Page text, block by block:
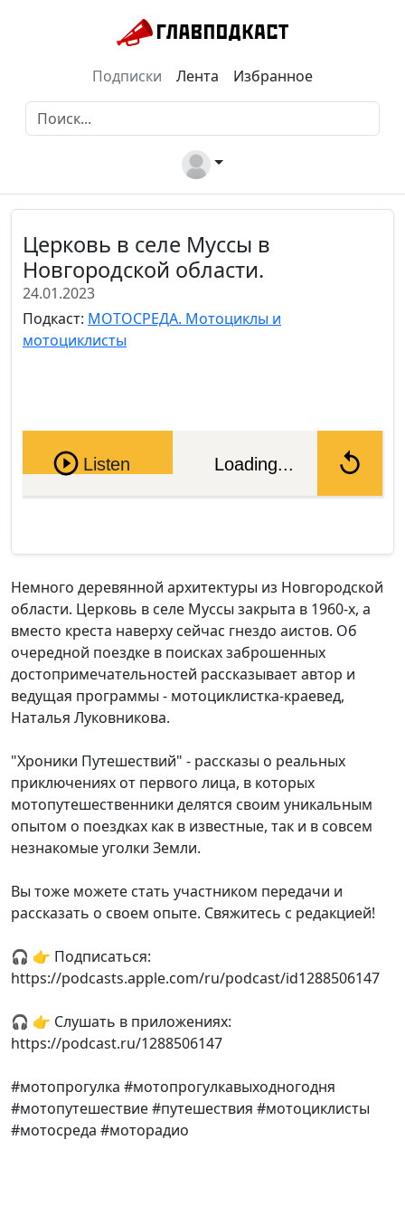
Подписки Лента Избранное
Церковь в селе Муссы в
Новгородской области.
24.01.2023
Подкаст: МОТОСРЕДА. Мотоциклы и
мотоциклисты
Pause
Listen Loading...
Немного деревянной архитектуры из Новгородской
области. Церковь в селе Муссы закрыта в 1960-х, а
вместо креста наверху сейчас гнездо аистов. Об
очередной поездке в поисках заброшенных
достопримечательностей рассказывает автор и
ведущая программы - мотоциклистка-краевед,
Наталья Луковникова.
"Хроники Путешествий" - рассказы о реальных
приключениях от первого лица, в которых
мотопутешественники делятся своим уникальным
опытом о поездках как в известные, так и в совсем
незнакомые уголки Земли.
Вы тоже можете стать участником передачи и
рассказать о своем опыте. Свяжитесь с редакцией!
🎧 👉 Подписаться:
https://podcasts.apple.com/ru/podcast/id1288506147
🎧 👉 Слушать в приложениях:
https://podcast.ru/1288506147
#мотопрогулка #мотопрогулкавыходногодня
#мотопутешествие #путешествия #мотоциклисты
#мотосреда #моторадио